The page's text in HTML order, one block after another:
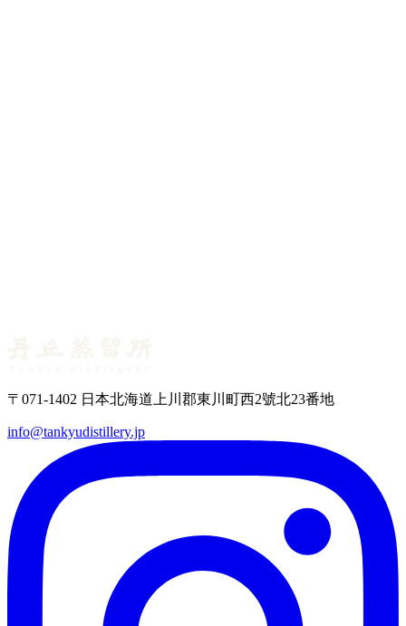
〒071-1402 日本北海道上川郡東川町西2號北23番地
info@tankyudistillery.jp